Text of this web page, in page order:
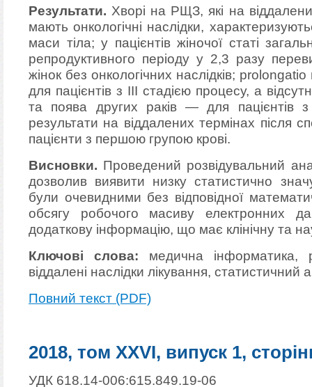
Результати. Хворі на РЩЗ, які на
мають онкологічні наслідки,
маси тіла; у пацієнтів жіночої статі
репродуктивного періоду у 2,3 разу
жінок без онкологічних наслідків;
для пацієнтів з ІІІ стадією процесу, а
та поява других раків — для пацієнтів з
результати на віддалених термінах після
пацієнти з першою групою крові.
Висновки. Проведений розвідувальний
дозволив виявити низку статистично
були очевидними без відповідної
обсягу робочого масиву електронних
додаткову інформацію, що має клінічну та
Ключові слова: медична інформатика,
віддалені наслідки лікування, статистичний
Повний текст (PDF)
2018, том XXVI, випуск 1,
УДК 618.14-006:615.849.19-06